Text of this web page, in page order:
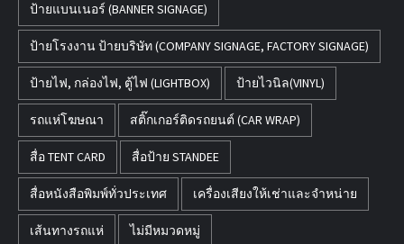
ป้ายแบนเนอร์ (BANNER SIGNAGE)
ป้ายโรงงาน ป้ายบริษัท (COMPANY SIGNAGE, FACTORY SIGNAGE)
ป้ายไฟ, กล่องไฟ, ตู้ไฟ (LIGHTBOX) ป้ายไวนิล(VINYL)
รถแห่โฆษณา สติ๊กเกอร์ติดรถยนต์ (CAR WRAP)
สื่อ TENT CARD สื่อป้าย STANDEE
สื่อหนังสือพิมพ์ทั่วประเทศ เครื่องเสียงให้เช่าและจำหน่าย
เส้นทางรถแห่ ไม่มีหมวดหมู่